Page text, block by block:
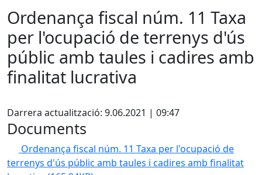
Ordenança fiscal núm. 11 Taxa
per l'ocupació de terrenys d'ús
públic amb taules i cadires amb
finalitat lucrativa
Darrera actualització: 9.06.2021 | 09:47
Documents
Ordenança fiscal núm. 11 Taxa per l'ocupació de
terrenys d'ús públic amb taules i cadires amb finalitat